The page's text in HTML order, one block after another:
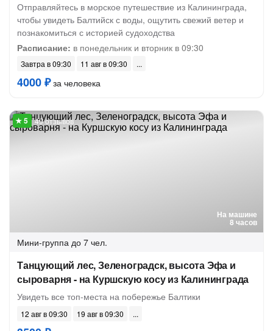
Отправляйтесь в морское путешествие из Калининграда,
чтобы увидеть Балтийск с воды, ощутить свежий ветер и
познакомиться с историей судоходства
Расписание: в понедельник и вторник в 09:30
Завтра в 09:30 11 авг в 09:30
4000 ₽за человека
На машине
8 часов
49 отзывов
Мини-группа до 7 чел.
Танцующий лес, Зеленоградск, высота Эфа и
сыроварня - на Куршскую косу из Калининграда
Увидеть все топ-места на побережье Балтики
12 авг в 09:30 19 авг в 09:30